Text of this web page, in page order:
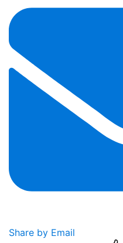
Share by Email